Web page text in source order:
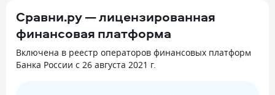
Сравни.ру — лицензированная
финансовая платформа
Включена в реестр операторов финансовых платформ
Банка России с 26 августа 2021 г.